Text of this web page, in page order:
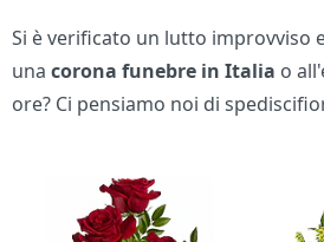
Si è verificato un lutto improvviso
unacorona funebre in Italia o
ore? Ci pensiamo noi di
Bouquet di fiori